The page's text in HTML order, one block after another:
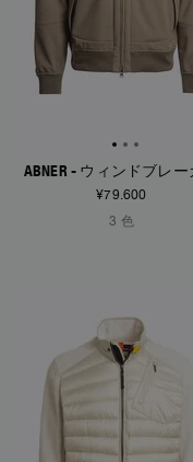
ABNER - ウィンドブレー
¥79.600
3 色
NEW ARRIVALS